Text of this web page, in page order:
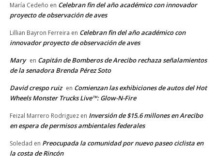
María Cedeño en Celebran fin del año académico con innovador
proyecto de observación de aves
Lillian Bayron Ferreira en Celebran fin del año académico con
innovador proyecto de observación de aves
Mary en Capitán de Bomberos de Arecibo rechaza señalamientos
de la senadora Brenda Pérez Soto
David crespo ruiz en Comienzan las exhibiciones de autos del Hot
Wheels Monster Trucks Live™: Glow-N-Fire
Feizal Marrero Rodriguez en Inversión de $15.6 millones en Arecibo
en espera de permisos ambientales federales
Soledad en Preocupada la comunidad por nuevo paseo ciclista en
la costa de Rincón